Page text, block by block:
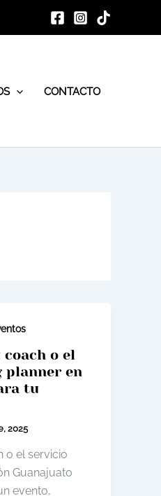
CONTACTO
coach o el
planner en
tu
2025
o el servicio
Guanajuato
evento,